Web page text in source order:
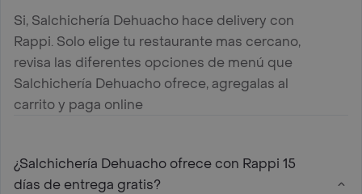
Si, Salchichería Dehuacho hace delivery con
Rappi. Solo elige tu restaurante mas cercano,
revisa las diferentes opciones de menú que
Salchichería Dehuacho ofrece, agregalas al
carrito y paga online
¿Salchichería Dehuacho ofrece con Rappi 15
días de entrega gratis?